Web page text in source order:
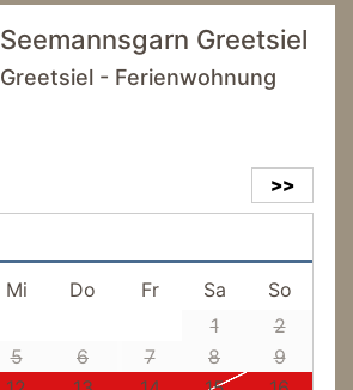
Seemannsgarn Greetsiel
Greetsiel - Ferienwohnung
>>
Mi Do Fr Sa
So
1
2
5 6 7 8
9